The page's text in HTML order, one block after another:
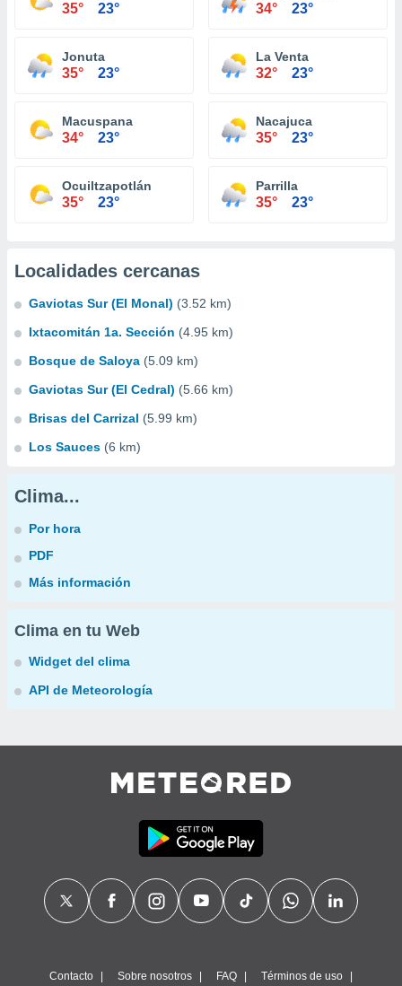
35° 23° 34° 23°
Jonuta
35° 23°
La Venta
32° 23°
Macuspana
34° 23°
Nacajuca
35° 23°
Ocuiltzapotlán
35° 23°
Parrilla
35° 23°
Localidades cercanas
Gaviotas Sur (El Monal) (3.52 km)
Ixtacomitán 1a. Sección (4.95 km)
Bosque de Saloya (5.09 km)
Gaviotas Sur (El Cedral) (5.66 km)
Brisas del Carrizal (5.99 km)
Los Sauces (6 km)
Clima...
Por hora
PDF
Más información
Clima en tu Web
Widget del clima
API de Meteorología
Contacto Sobre nosotros FAQ Términos de uso